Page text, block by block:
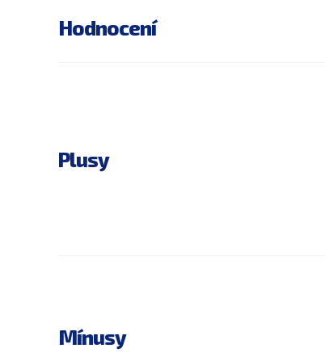
Hodnocení
Plusy
Mínusy